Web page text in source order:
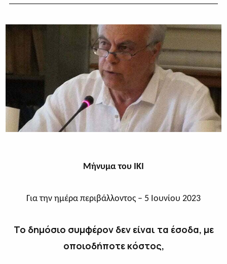
Μήνυμα του ΙΚΙ
Για την ημέρα περιβάλλοντος – 5 Ιουνίου 2023
Το δημόσιο συμφέρον δεν είναι τα έσοδα, με
οποιοδήποτε κόστος,